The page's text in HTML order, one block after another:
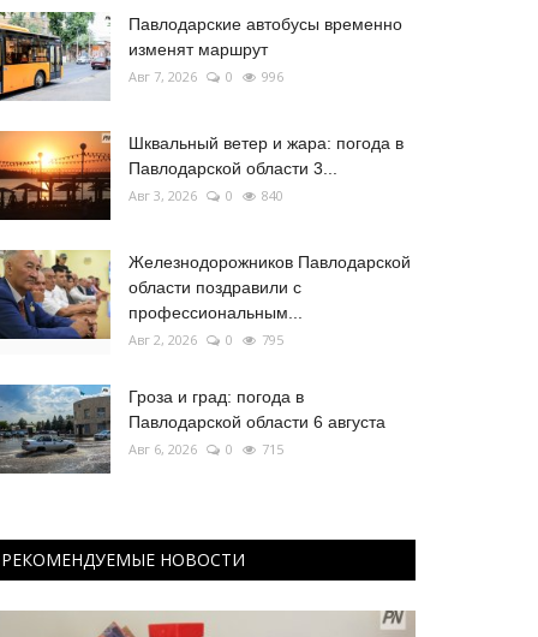
Павлодарские автобусы временно
изменят маршрут
Авг 7, 2026 0 996
Шквальный ветер и жара: погода в
Павлодарской области 3...
Авг 3, 2026 0 840
Железнодорожников Павлодарской
области поздравили с
профессиональным...
Авг 2, 2026 0 795
Гроза и град: погода в
Павлодарской области 6 августа
Авг 6, 2026 0 715
РЕКОМЕНДУЕМЫЕ НОВОСТИ